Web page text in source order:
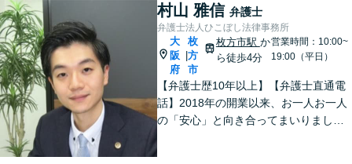
村山 雅信 弁護士
弁護士法人ひこぼし法律事務所
大
阪
府
枚
方
市
枚方市駅 か
ら徒歩4分
営業時間：10:00~
19:00（平日）
【弁護士歴10年以上】【弁護士直通電
話】2018年の開業以来、お一人お一人
の「安心」と向き合ってまいりまし